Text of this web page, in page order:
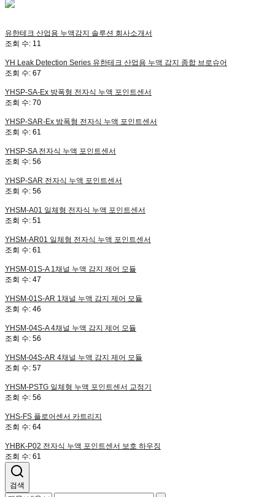
유한테크 산업용 누액감지 솔루션 회사소개서
조회 수: 11
YH Leak Detection Series 유한테크 산업용 누액 감지 종합 브로슈어
조회 수: 67
YHSP-SA-Ex 방폭형 전자식 누액 포인트센서
조회 수: 70
YHSP-SAR-Ex 방폭형 전자식 누액 포인트센서
조회 수: 61
YHSP-SA전자식 누액 포인트센서
조회 수: 56
YHSP-SAR 전자식 누액 포인트센서
조회 수: 56
YHSM-A01 일체형 전자식 누액 포인트센서
조회 수: 51
YHSM-AR01 일체형 전자식 누액 포인트센서
조회 수: 61
YHSM-01S-A1채널 누액 감지 제어 모듈
조회 수: 47
YHSM-01S-AR 1채널 누액 감지 제어 모듈
조회 수: 46
YHSM-04S-A4채널 누액 감지 제어 모듈
조회 수: 56
YHSM-04S-AR 4채널 누액 감지 제어 모듈
조회 수: 57
YHSM-PSTG 일체형 누액 포인트센서 교정기
조회 수: 56
YHS-FS 플로어센서 카트리지
조회 수: 64
YHBK-P02 전자식 누액 포인트센서 보호 하우징
조회 수: 61
검색